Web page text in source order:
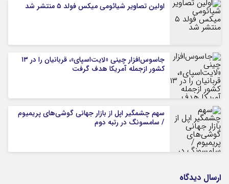
اولین تصاویر شیائومی میکس فولد ۵ منتشر شد
جاسوس‌افزار چینی «لایت‌اسپای»، قربانیان را در ۱۳
کشور ازجمله آمریکا هدف گرفت
سهم چشمگیر اپل از بازار جهانی گوشی‌های پریمیوم
/ سامسونگ در رتبه دوم
ارسال دیدگاه